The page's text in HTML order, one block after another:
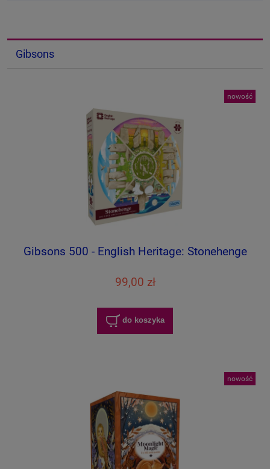
Gibsons
Gibsons 500 - English Heritage: Stonehenge
99,00 zł
do koszyka
nowość
nowość